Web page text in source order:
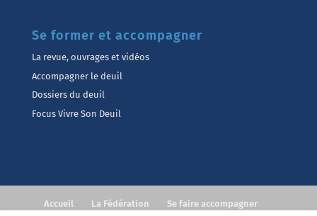
Se former et accompagner
La revue, ouvrages et vidéos
Accompagner le deuil
Dossiers du deuil
Focus Vivre Son Deuil
Accueil La Fédération
Se faire accompagner